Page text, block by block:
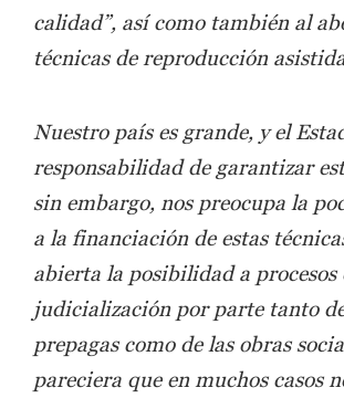
calidad”, así como también al
técnicas de reproducción
Nuestro país es grande, y el
responsabilidad de garantizar
sin embargo, nos preocupa la
a la financiación de estas
abierta la posibilidad a procesos
judicialización por parte tanto
prepagas como de las obras
pareciera que en muchos casos